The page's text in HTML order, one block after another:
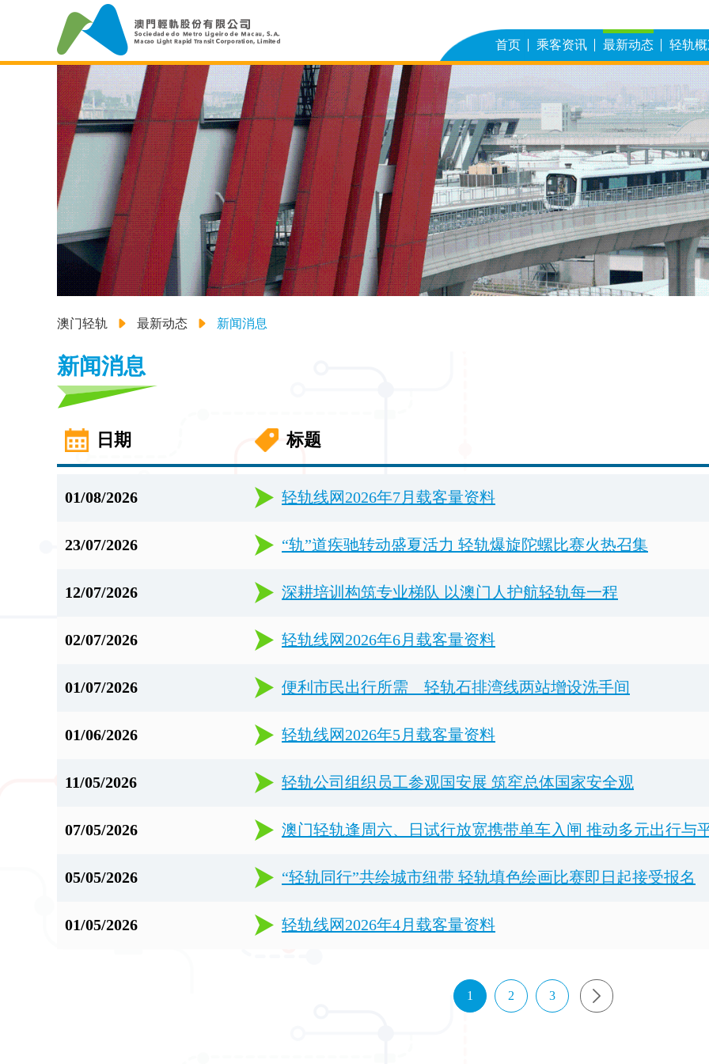
首页 乘客资讯 最新动态 轻轨
澳门轻轨 最新动态 新闻消息
新闻消息
日期 标题
01/08/2026 轻轨线网2026年7月载客量资料
23/07/2026 “轨”道疾驰转动盛夏活力 轻轨爆旋陀螺比赛火热召集
12/07/2026 深耕培训构筑专业梯队 以澳门人护航轻轨每一程
02/07/2026 轻轨线网2026年6月载客量资料
01/07/2026 便利市民出行所需 轻轨石排湾线两站增设洗手间
01/06/2026 轻轨线网2026年5月载客量资料
11/05/2026 轻轨公司组织员工参观国安展 筑窂总体国家安全观
07/05/2026 澳门轻轨逢周六、日试行放宽携带单车入闸 推动多元出行与
05/05/2026 “轻轨同行”共绘城市纽带 轻轨填色绘画比赛即日起接受报名
01/05/2026 轻轨线网2026年4月载客量资料
1 2 3